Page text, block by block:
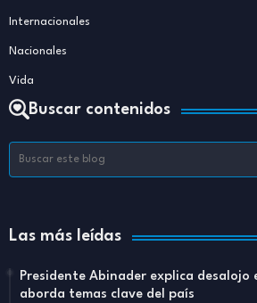
Internacionales
Nacionales
Vida
Buscar contenidos
Las más leídas
Presidente Abinader explica desalojo
aborda temas clave del país